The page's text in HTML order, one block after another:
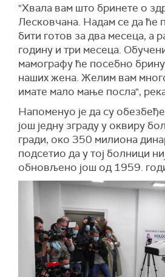
"Хвала вам што бринете о
Лесковчана. Надам се да ће
бити готов за два месеца, а
годину и три месеца.
мамографу ће посебно
наших жена. Желим вам
имате мало мање посла",
Напоменуо је да су
још једну зграду у оквиру
гради, око 350 милиона
подсетио да у тој болници
обновљено још од 1959.